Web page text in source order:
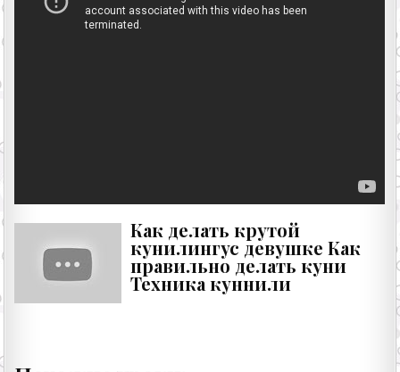
Как делать крутой
кунилингус девушке Как
правильно делать куни
Техника куннили